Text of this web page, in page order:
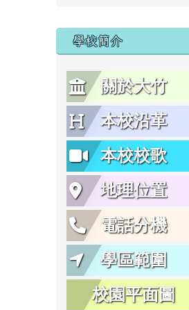
學校簡介
關於大竹
本校沿革
本校校歌
地理位置
電話分機
學區範圍
校園平面圖